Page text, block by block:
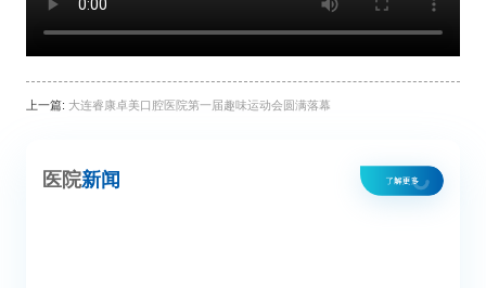
上一篇: 大连睿康卓美口腔医院第一届趣味运动会圆满落幕
医院新闻